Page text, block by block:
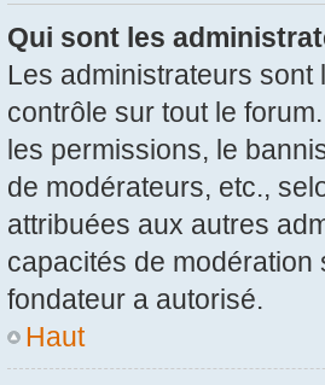
Qui sont les
Les administrateurs
contrôle sur tout le
les permissions, le
de modérateurs, etc.,
attribuées aux autres
capacités de modération
fondateur a autorisé.
Haut